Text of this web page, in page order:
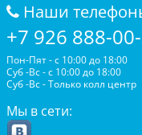
Наши
+7 926 888-
Пон-Пят - с 10:00 до 18:00
Суб -Вс - с 10:00 до 18:00
Суб -Вс - Только колл центр
Мы в сети: